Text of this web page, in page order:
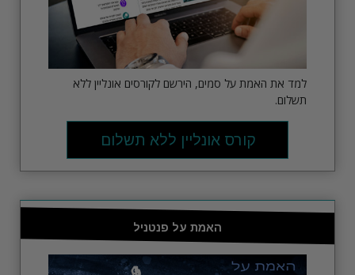
למד את האמת על סמים, הירשם לקורסים אונליין ללא
תשלום.
קורס אונליין ללא תשלום
האמת על פנטניל